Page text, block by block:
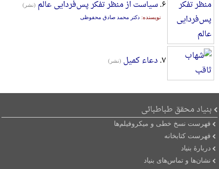
۶. سیاست از منظر تفکر پس‌فردایی عالم (نشر)
نویسنده: دکتر محمد صادق محفوظی
۷. دعاء کمیل (نشر)
بنیاد محقق طباطبائی
فهرست نسخ خطی و میکروفیلم‌ها
فهرست کتابخانه
دربارۀ بنیاد
نشان‌ها و تماس‌های بنیاد